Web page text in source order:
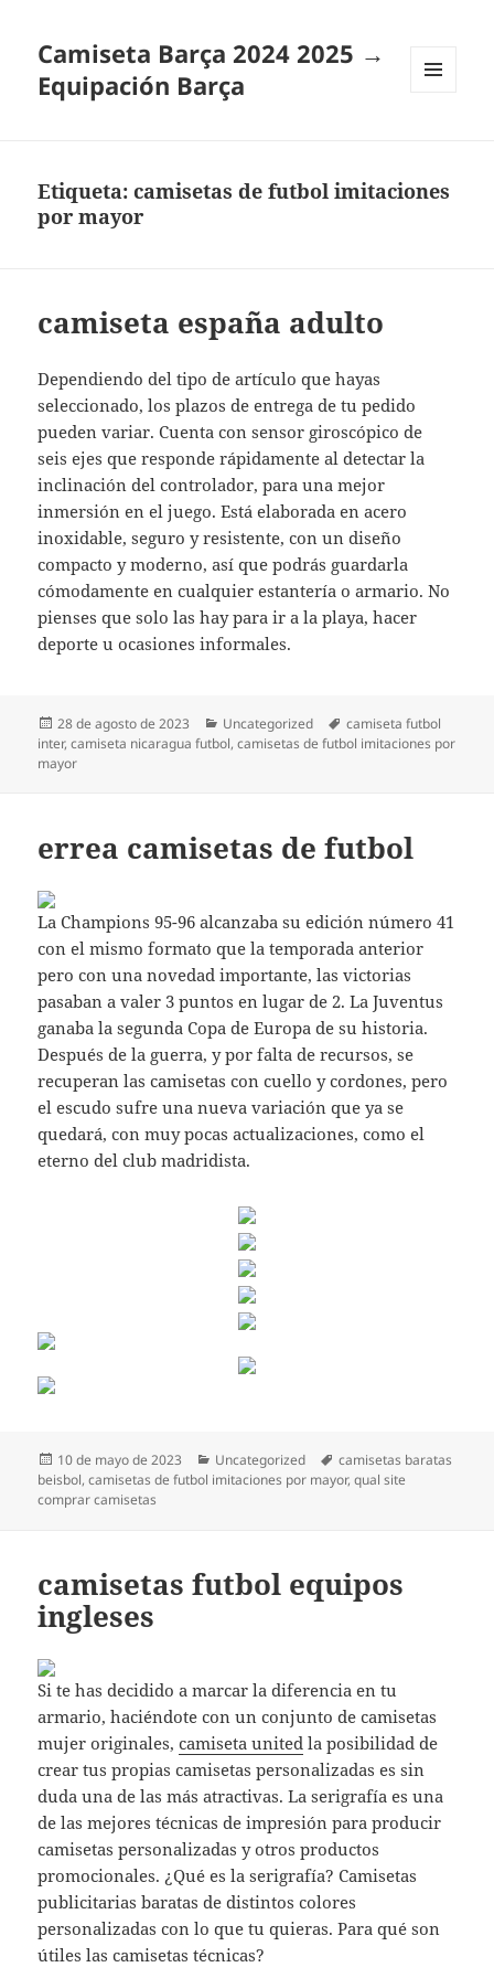
Camiseta Barça 2024 2025 →
Equipación Barça
Etiqueta:camisetas de futbol imitaciones
por mayor
camiseta españa adulto
Dependiendo del tipo de artículo que hayas
seleccionado, los plazos de entrega de tu pedido
pueden variar. Cuenta con sensor giroscópico de
seis ejes que responde rápidamente al detectar la
inclinación del controlador, para una mejor
inmersión en el juego. Está elaborada en acero
inoxidable, seguro y resistente, con un diseño
compacto y moderno, así que podrás guardarla
cómodamente en cualquier estantería o armario. No
pienses que solo las hay para ir a la playa, hacer
deporte u ocasiones informales.
Publicado
el
28 de agosto de 2023 Categorías
Uncategorized Etiquetas
camiseta futbol
inter,camiseta nicaragua futbol,camisetas de futbol imitaciones por
mayor
errea camisetas de futbol
La Champions 95-96 alcanzaba su edición número 41
con el mismo formato que la temporada anterior
pero con una novedad importante, las victorias
pasaban a valer 3 puntos en lugar de 2. La Juventus
ganaba la segunda Copa de Europa de su historia.
Después de la guerra, y por falta de recursos, se
recuperan las camisetas con cuello y cordones, pero
el escudo sufre una nueva variación que ya se
quedará, con muy pocas actualizaciones, como el
eterno del club madridista.
Publicado
el
10 de mayo de 2023 Categorías
Uncategorized Etiquetas
camisetas baratas
beisbol,camisetas de futbol imitaciones por mayor,qual site
comprar camisetas
camisetas futbol equipos
ingleses
Si te has decidido a marcar la diferencia en tu
armario, haciéndote con un conjunto de camisetas
mujer originales,camiseta united la posibilidad de
crear tus propias camisetas personalizadas es sin
duda una de las más atractivas. La serigrafía es una
de las mejores técnicas de impresión para producir
camisetas personalizadas y otros productos
promocionales. ¿Qué es la serigrafía? Camisetas
publicitarias baratas de distintos colores
personalizadas con lo que tu quieras. Para qué son
útiles las camisetas técnicas?